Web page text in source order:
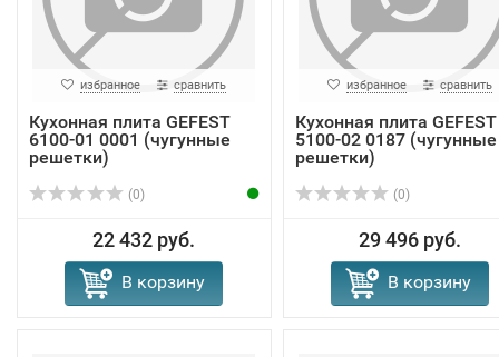
избранное сравнить
Кухонная плита GEFEST
6100-01 0001 (чугунные
решетки)
(0)
22 432 руб.
В корзину
избранное сравнить
Кухонная плита GEFEST
5100-02 0187 (чугунные
решетки)
(0)
29 496 руб.
В корзину